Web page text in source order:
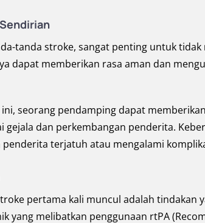
tanda stroke, sangat penting untuk
dapat memberikan rasa aman dan
seorang pendamping dapat
gejala dan perkembangan penderita.
terjatuh atau mengalami
pertama kali muncul adalah tindakan
yang melibatkan penggunaan rtPA